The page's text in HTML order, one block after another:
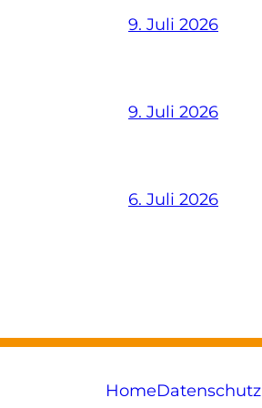
9. Juli 2026
9. Juli 2026
6. Juli 2026
HomeDatenschutz